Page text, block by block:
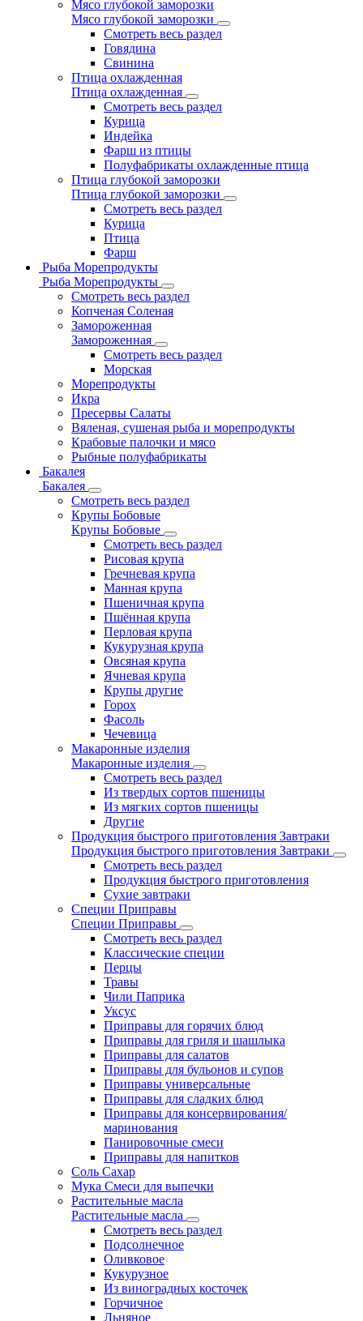
Мясо глубокой заморозки
Мясо глубокой заморозки
Смотреть весь раздел
Говядина
Свинина
Птица охлажденная
Птица охлажденная
Смотреть весь раздел
Курица
Индейка
Фарш из птицы
Полуфабрикаты охлажденные птица
Птица глубокой заморозки
Птица глубокой заморозки
Смотреть весь раздел
Курица
Птица
Фарш
Рыба Морепродукты
Рыба Морепродукты
Смотреть весь раздел
Копченая Соленая
Замороженная
Замороженная
Смотреть весь раздел
Морская
Морепродукты
Икра
Пресервы Салаты
Вяленая, сушеная рыба и морепродукты
Крабовые палочки и мясо
Рыбные полуфабрикаты
Бакалея
Бакалея
Смотреть весь раздел
Крупы Бобовые
Крупы Бобовые
Смотреть весь раздел
Рисовая крупа
Гречневая крупа
Манная крупа
Пшеничная крупа
Пшённая крупа
Перловая крупа
Кукурузная крупа
Овсяная крупа
Ячневая крупа
Крупы другие
Горох
Фасоль
Чечевица
Макаронные изделия
Макаронные изделия
Смотреть весь раздел
Из твердых сортов пшеницы
Из мягких сортов пшеницы
Другие
Продукция быстрого приготовления Завтраки
Продукция быстрого приготовления Завтраки
Смотреть весь раздел
Продукция быстрого приготовления
Сухие завтраки
Специи Приправы
Специи Приправы
Смотреть весь раздел
Классические специи
Перцы
Травы
Чили Паприка
Уксус
Приправы для горячих блюд
Приправы для гриля и шашлыка
Приправы для салатов
Приправы для бульонов и супов
Приправы универсальные
Приправы для сладких блюд
Приправы для консервирования/
маринования
Панировочные смеси
Приправы для напитков
Соль Сахар
Мука Смеси для выпечки
Растительные масла
Растительные масла
Смотреть весь раздел
Подсолнечное
Оливковое
Кукурузное
Из виноградных косточек
Горчичное
Льняное